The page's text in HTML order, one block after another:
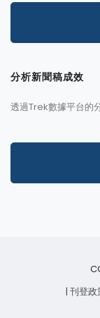
分析新聞稿成效
透過Trek數據平台的
| 刊登政